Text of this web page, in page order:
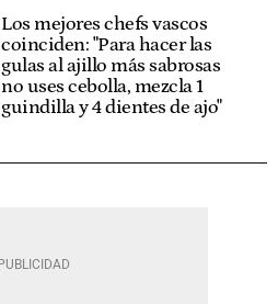
Los mejores chefs vascos
coinciden: "Para hacer las
gulas al ajillo más sabrosas
no uses cebolla, mezcla 1
guindilla y 4 dientes de ajo"